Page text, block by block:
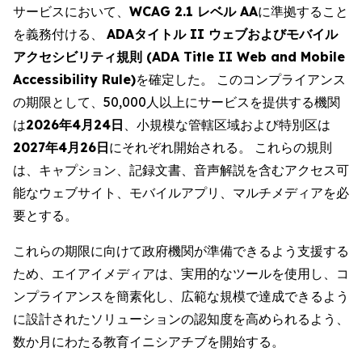
サービスにおいて、 WCAG 2.1 レベル AAに準拠すること
を義務付ける、 ADAタイトル II ウェブおよびモバイル
アクセシビリティ規則 (ADA Title II Web and Mobile
Accessibility Rule)を確定した。 このコンプライアンス
の期限として、50,000人以上にサービスを提供する機関
は2026年4月24日 、小規模な管轄区域および特別区は
2027年4月26日にそれぞれ開始される。 これらの規則
は、キャプション、記録文書、音声解説を含むアクセス可
能なウェブサイト、モバイルアプリ、マルチメディアを必
要とする。
これらの期限に向けて政府機関が準備できるよう支援する
ため、エイアイメディアは、実用的なツールを使用し、コ
ンプライアンスを簡素化し、広範な規模で達成できるよう
に設計されたソリューションの認知度を高められるよう、
数か月にわたる教育イニシアチブを開始する。